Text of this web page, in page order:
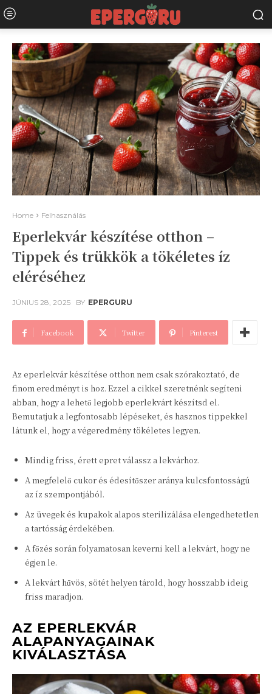
Home Felhasználás
Eperlekvár készítése otthon –
Tippek és trükkök a tökéletes íz
eléréséhez
JÚNIUS 28, 2025 BY EPERGURU
Facebook Twitter Pinterest
Az eperlekvár készítése otthon nem csak szórakoztató, de
finom eredményt is hoz. Ezzel a cikkel szeretnénk segíteni
abban, hogy a lehető legjobb eperlekvárt készítsd el.
Bemutatjuk a legfontosabb lépéseket, és hasznos tippekkel
látunk el, hogy a végeredmény tökéletes legyen.
Mindig friss, érett epret válassz a lekvárhoz.
A megfelelő cukor és édesítőszer aránya kulcsfontosságú
az íz szempontjából.
Az üvegek és kupakok alapos sterilizálása elengedhetetlen
a tartósság érdekében.
A főzés során folyamatosan keverni kell a lekvárt, hogy ne
égjen le.
A lekvárt hűvös, sötét helyen tárold, hogy hosszabb ideig
friss maradjon.
AZ EPERLEKVÁR
ALAPANYAGAINAK
KIVÁLASZTÁSA